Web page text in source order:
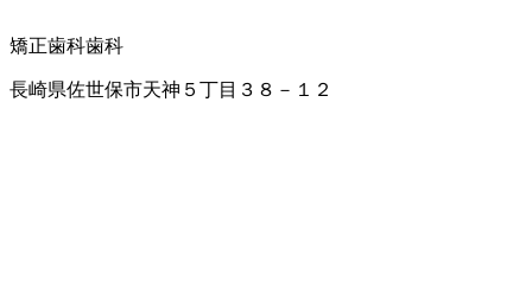
矯正歯科歯科
長崎県佐世保市天神５丁目３８－１２